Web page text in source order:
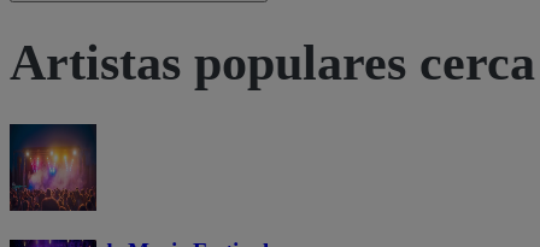
Artistas populares